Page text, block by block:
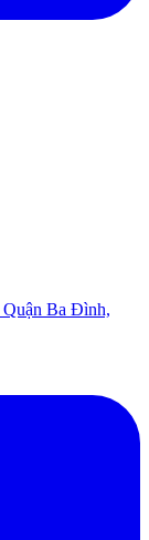
Quận Ba Đình,